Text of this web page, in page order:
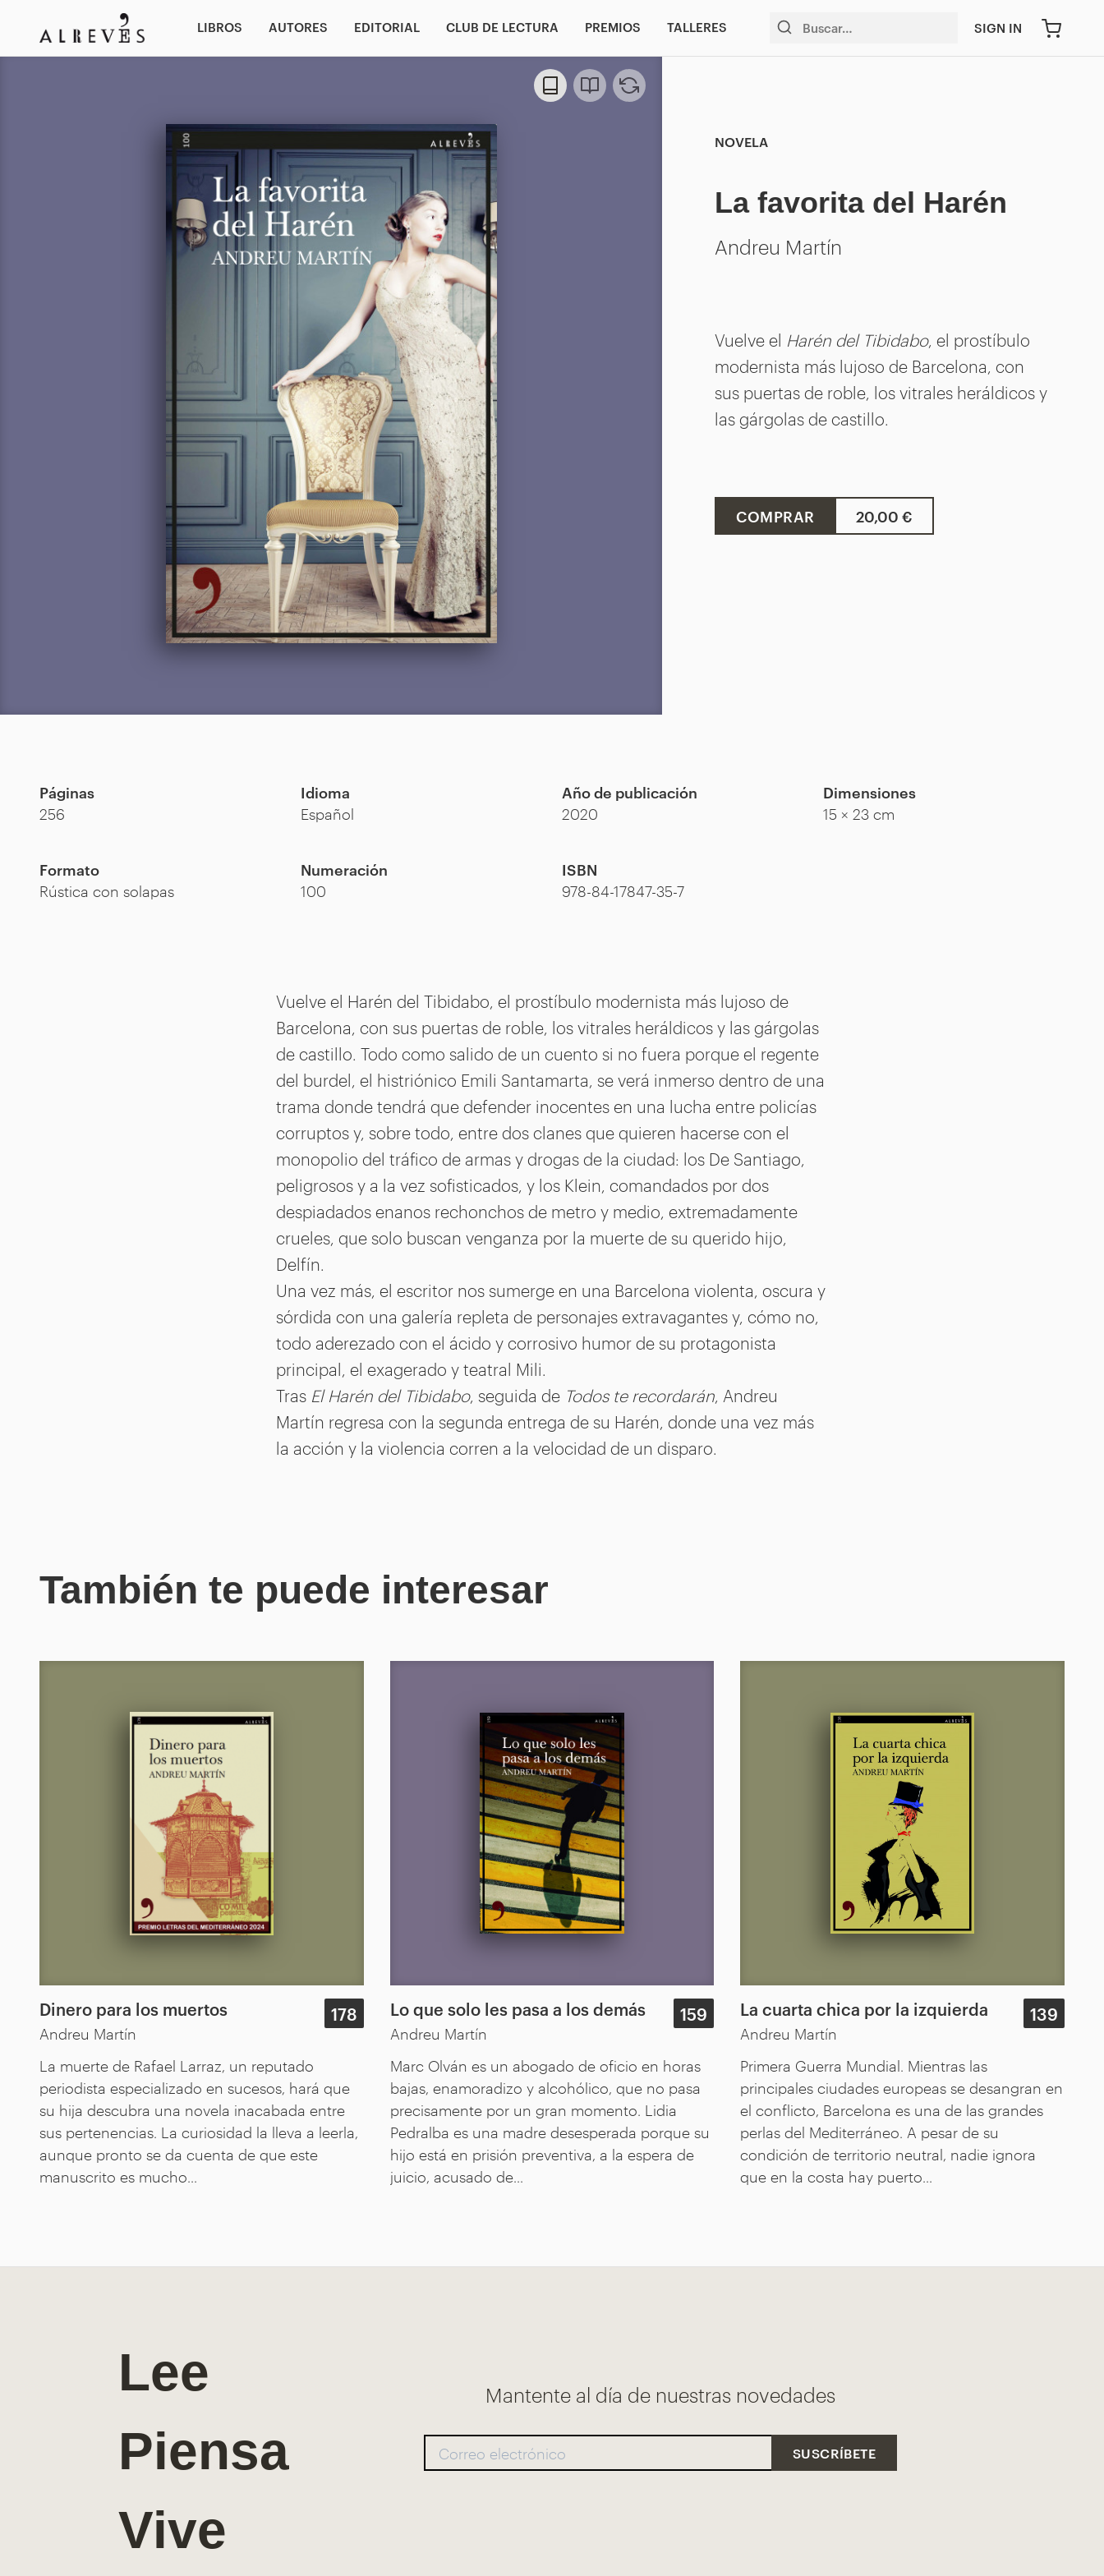
LIBROS AUTORES EDITORIAL CLUB DE LECTURA PREMIOS TALLERES SIGN IN
La favorita del Harén
Andreu Martín
NOVELA
La favorita del Harén
Andreu Martín
Vuelve el Harén del Tibidabo, el prostíbulo
modernista más lujoso de Barcelona, con
sus puertas de roble, los vitrales heráldicos y
las gárgolas de castillo.
COMPRAR 20,00 €
Páginas
256
Idioma
Español
Año de publicación
2020
Dimensiones
15 × 23 cm
Formato
Rústica con solapas
Numeración
100
ISBN
978-84-17847-35-7
Vuelve el Harén del Tibidabo, el prostíbulo modernista más lujoso de
Barcelona, con sus puertas de roble, los vitrales heráldicos y las gárgolas
de castillo. Todo como salido de un cuento si no fuera porque el regente
del burdel, el histriónico Emili Santamarta, se verá inmerso dentro de una
trama donde tendrá que defender inocentes en una lucha entre policías
corruptos y, sobre todo, entre dos clanes que quieren hacerse con el
monopolio del tráfico de armas y drogas de la ciudad: los De Santiago,
peligrosos y a la vez sofisticados, y los Klein, comandados por dos
despiadados enanos rechonchos de metro y medio, extremadamente
crueles, que solo buscan venganza por la muerte de su querido hijo,
Delfín.
Una vez más, el escritor nos sumerge en una Barcelona violenta, oscura y
sórdida con una galería repleta de personajes extravagantes y, cómo no,
todo aderezado con el ácido y corrosivo humor de su protagonista
principal, el exagerado y teatral Mili.
Tras El Harén del Tibidabo, seguida de Todos te recordarán , Andreu
Martín regresa con la segunda entrega de su Harén, donde una vez más
la acción y la violencia corren a la velocidad de un disparo.
También te puede interesar
Dinero para los muertos
Andreu Martín
178
La muerte de Rafael Larraz, un reputado
periodista especializado en sucesos, hará que
su hija descubra una novela inacabada entre
sus pertenencias. La curiosidad la lleva a leerla,
aunque pronto se da cuenta de que este
manuscrito es mucho...
Lo que solo les pasa a los demás
Andreu Martín
159
Marc Olván es un abogado de oficio en horas
bajas, enamoradizo y alcohólico, que no pasa
precisamente por un gran momento. Lidia
Pedralba es una madre desesperada porque su
hijo está en prisión preventiva, a la espera de
juicio, acusado de...
La cuarta chica por la izquierda
Andreu Martín
139
Primera Guerra Mundial. Mientras las
principales ciudades europeas se desangran en
el conflicto, Barcelona es una de las grandes
perlas del Mediterráneo. A pesar de su
condición de territorio neutral, nadie ignora
que en la costa hay puerto...
Lee
Piensa
Vive
Mantente al día de nuestras novedades